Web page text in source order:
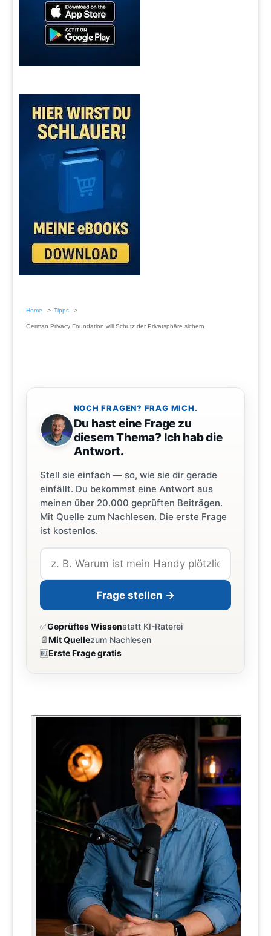
Home Tipps
German Privacy Foundation will Schutz der Privatsphäre sichern
NOCH FRAGEN? FRAG MICH.
Du hast eine Frage zu
diesem Thema? Ich hab die
Antwort.
Stell sie einfach — so, wie sie dir gerade
einfällt. Du bekommst eine Antwort aus
meinen über 20.000 geprüften Beiträgen.
Mit Quelle zum Nachlesen. Die erste Frage
ist kostenlos.
Frage stellen →
✅Geprüftes Wissenstatt KI-Raterei
📄Mit Quellezum Nachlesen
🆓Erste Frage gratis